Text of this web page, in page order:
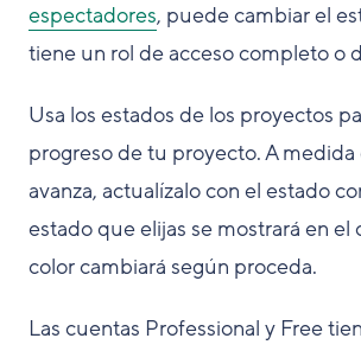
espectadores, puede cambiar el
tiene un rol de acceso completo o
Usa los estados de los proyectos
progreso de tu proyecto. A
avanza, actualízalo con el estado
estado que elijas se mostrará en
color cambiará según proceda.
Las cuentas Professional y Free